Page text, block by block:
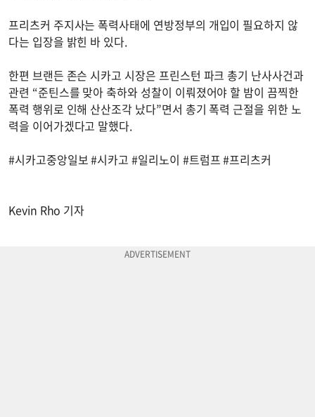
프리츠커 주지사는 폭력사태에 연방정부의 개입이 필요하지 않
다는 입장을 밝힌 바 있다.
한편 브랜든 존슨 시카고 시장은 프린스턴 파크 총기 난사사건과
관련 “준틴스를 맞아 축하와 성찰이 이뤄졌어야 할 밤이 끔찍한
폭력 행위로 인해 산산조각 났다”면서 총기 폭력 근절을 위한 노
력을 이어가겠다고 말했다.
#시카고중앙일보 #시카고 #일리노이 #트럼프 #프리츠커
Kevin Rho 기자